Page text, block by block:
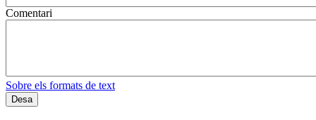
Comentari
Sobre els formats de text